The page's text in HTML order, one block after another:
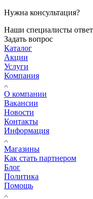
Нужна консультация?
Наши специалисты
Задать вопрос
Каталог
Акции
Услуги
Компания
О компании
Вакансии
Новости
Контакты
Информация
Магазины
Как стать партнером
Блог
Политика
Помощь